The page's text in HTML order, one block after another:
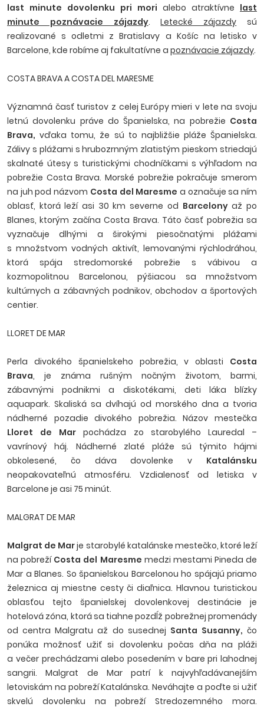
last minute dovolenku pri mori alebo atraktívne last
minute poznávacie zájazdy. Letecké zájazdy sú
realizované s odletmi z Bratislavy a Košíc na letisko v
Barcelone, kde robíme aj fakultatívne a poznávacie zájazdy.
COSTA BRAVA A COSTA DEL MARESME
Významná časť turistov z celej Európy mieri v lete na svoju
letnú dovolenku práve do Španielska, na pobrežie Costa
Brava,vďaka tomu, že sú to najbližšie pláže Španielska.
Zálivy s plážami s hrubozrnným zlatistým pieskom striedajú
skalnaté útesy s turistickými chodníčkami s výhľadom na
pobrežie Costa Brava. Morské pobrežie pokračuje smerom
na juh pod názvom Costa del Maresme a označuje sa ním
oblasť, ktorá leží asi 30 km severne od Barcelonyaž po
Blanes, ktorým začína Costa Brava. Táto časť pobrežia sa
vyznačuje dlhými a širokými piesočnatými plážami
s množstvom vodných aktivít, lemovanými rýchlodráhou,
ktorá spája stredomorské pobrežie s vábivou a
kozmopolitnou Barcelonou, pýšiacou sa množstvom
kultúrnych a zábavných podnikov, obchodov a športových
centier.
LLORET DE MAR
Perla divokého španielskeho pobrežia, v oblasti Costa
Brava, je známa rušným nočným životom, barmi,
zábavnými podnikmi a diskotékami, deti láka blízky
aquapark. Skaliská sa dvíhajú od morského dna a tvoria
nádherné pozadie divokého pobrežia. Názov mestečka
Lloret de Mar pochádza zo starobylého Lauredal –
vavrínový háj. Nádherné zlaté pláže sú týmito hájmi
obkolesené, čo dáva dovolenke v Katalánsku
neopakovateľnú atmosféru. Vzdialenosť od letiska v
Barcelone je asi 75 minút.
MALGRAT DE MAR
Malgrat de Marje starobylé katalánske mestečko, ktoré leží
na pobreží Costa del Maresme medzi mestami Pineda de
Mar a Blanes. So španielskou Barcelonou ho spájajú priamo
železnica aj miestne cesty či diaľnica. Hlavnou turistickou
oblasťou tejto španielskej dovolenkovej destinácie je
hotelová zóna, ktorá sa tiahne pozdĺž pobrežnej promenády
od centra Malgratu až do susednej Santa Susanny, čo
ponúka možnosť užiť si dovolenku počas dňa na pláži
a večer prechádzami alebo posedením v bare pri lahodnej
sangrii. Malgrat de Mar patrí k najvyhľadávanejším
letoviskám na pobreží Katalánska. Neváhajte a poďte si užiť
skvelú dovolenku na pobreží Stredozemného mora.